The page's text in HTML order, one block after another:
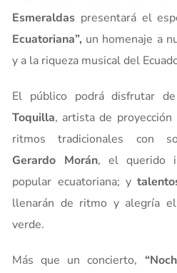
Esmeraldas presentará el
Ecuatoriana”, un homenaje a
y a la riqueza musical del
El público podrá disfrutar
Toquilla, artista de
ritmos tradicionales con
Gerardo Morán, el querido
popular ecuatoriana; y
llenarán de ritmo y alegría
verde.
Más que un concierto,